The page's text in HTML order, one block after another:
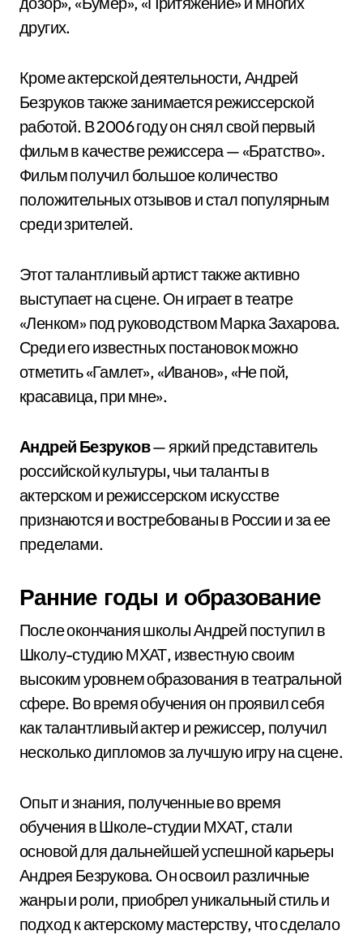
других.
Кроме актерской деятельности, Андрей
Безруков также занимается режиссерской
работой. В 2006 году он снял свой первый
фильм в качестве режиссера — «Братство».
Фильм получил большое количество
положительных отзывов и стал популярным
среди зрителей.
Этот талантливый артист также активно
выступает на сцене. Он играет в театре
«Ленком» под руководством Марка Захарова.
Среди его известных постановок можно
отметить «Гамлет», «Иванов», «Не пой,
красавица, при мне».
Андрей Безруков— яркий представитель
российской культуры, чьи таланты в
актерском и режиссерском искусстве
признаются и востребованы в России и за ее
пределами.
Ранние годы и образование
После окончания школы Андрей поступил в
Школу-студию МХАТ, известную своим
высоким уровнем образования в театральной
сфере. Во время обучения он проявил себя
как талантливый актер и режиссер, получил
несколько дипломов за лучшую игру на сцене.
Опыт и знания, полученные во время
обучения в Школе-студии МХАТ, стали
основой для дальнейшей успешной карьеры
Андрея Безрукова. Он освоил различные
жанры и роли, приобрел уникальный стиль и
подход к актерскому мастерству, что сделало